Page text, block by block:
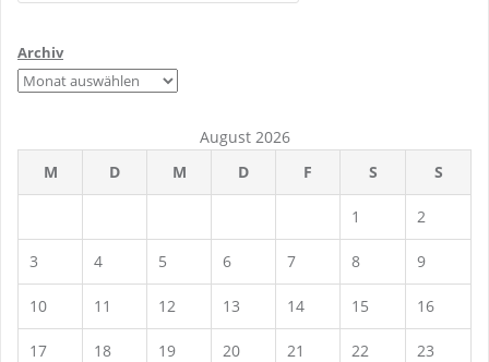
Archiv
August 2026
M
D M D F S S
1 2
3 4 5 6 7 8 9
10 11 12 13 14 15 16
17 18 19 20 21 22 23